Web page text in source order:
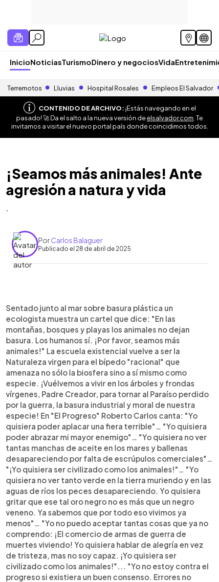
InicioNoticiasTurismoDinero y negociosVida
Terremotos Lluvias Hospital Rosales Empleos El Salvador
CONTENIDO DE ARCHIVO:¡Estás navegando en el
pasado! 🚀 Da el salto a la nueva versión deelsalvador.com . Te
invitamos a visitar el nuevo portal país donde coincidimos todos.
¡Seamos más animales! Ante
agresión a natura y vida
.
PorCarlos Balaguer
Publicado el 28 de abril de 2025
► Escuchar artículo
Sentado junto al mar sobre basura plástica un
ecologista muestra un cartel que dice: "En las
montañas, bosques y playas los animales no dejan
basura. Los humanos sí. ¡Por favor, seamos más
animales!" La escuela existencial vuelve a ser la
Naturaleza virgen para el bípedo "racional" que
amenaza no sólo la biosfera sino a sí mismo como
especie. ¡Vuélvemos a vivir en los árboles y frondas
vírgenes, Padre Creador, para tornar al Paraíso perdido
por la guerra, la basura industrial y moral de nuestra
especie! En "El Progreso" Roberto Carlos canta: "Yo
quisiera poder aplacar una fiera terrible"… "Yo quisiera
poder abrazar mi mayor enemigo"… "Yo quisiera no ver
tantas manchas de aceite en los mares y ballenas
desapareciendo por falta de escrúpulos comerciales"…
"¡Yo quisiera ser civilizado como los animales!"… "Yo
quisiera no ver tanto verde en la tierra muriendo y en las
aguas de rí­os los peces desapareciendo. Yo quisiera
gritar que ese tal oro negro no es más que un negro
veneno. Ya sabemos que por todo eso vivimos ya
menos"… "Yo no puedo aceptar tantas cosas que ya no
comprendo: ¡El comercio de armas de guerra de
muertes viviendo! Yo quisiera hablar de alegrí­a en vez
de tristeza, mas no soy capaz. ¡Yo quisiera ser
civilizado como los animales!"... "Yo no estoy contra el
progreso si existiera un buen consenso. Errores no